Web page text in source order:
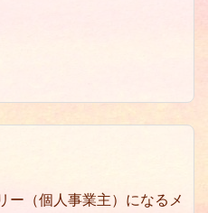
ー（個人事業主）になるメ